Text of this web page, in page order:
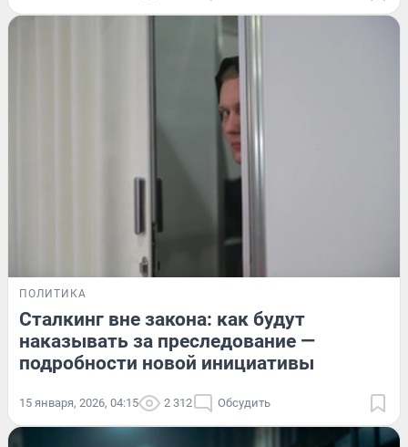
ПОЛИТИКА
Сталкинг вне закона: как будут
наказывать за преследование —
подробности новой инициативы
15 января, 2026, 04:15 2 312 Обсудить